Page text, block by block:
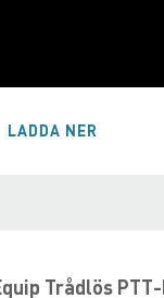
LADDA NER
Trådlös